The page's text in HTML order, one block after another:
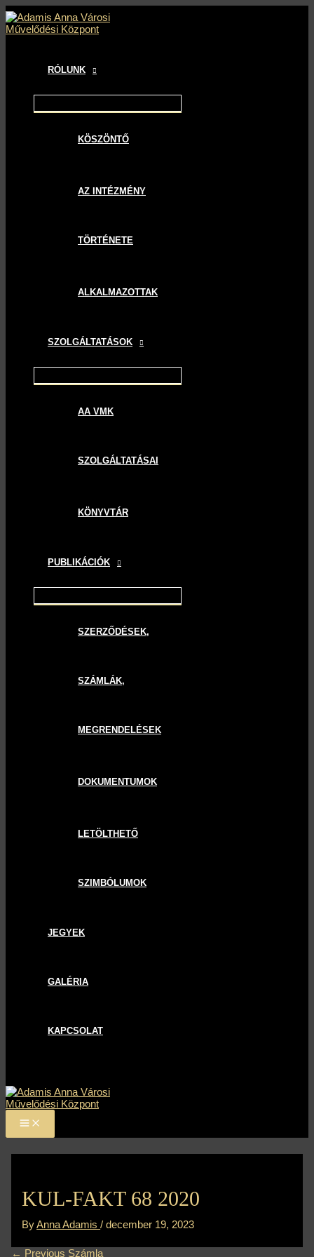
Skip
to
content
RÓLUNK
MENU
TOGGLE
KÖSZÖNTŐ
AZ INTÉZMÉNY
TÖRTÉNETE
ALKALMAZOTTAK
SZOLGÁLTATÁSOK
MENU
TOGGLE
AA VMK
SZOLGÁLTATÁSAI
KÖNYVTÁR
PUBLIKÁCIÓK
MENU
TOGGLE
SZERZŐDÉSEK,
SZÁMLÁK,
MEGRENDELÉSEK
DOKUMENTUMOK
LETÖLTHETŐ
SZIMBÓLUMOK
JEGYEK
GALÉRIA
KAPCSOLAT
KUL-FAKT 68 2020
ByAnna Adamis/december 19, 2023
Bejegyzés
navigáció
← Previous Számla